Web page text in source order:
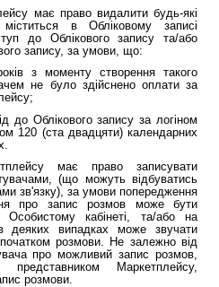
має право видалити будь-які
в Обліковому записі
до Облікового запису та/або
запису, за умови, що:
з моменту створення такого
не було здійснено оплати за
до Облікового запису за логіном
120 (ста двадцяти) календарних
має право записувати
(що можуть відбуватись
зв'язку), за умови попередження
про запис розмов може бути
Особистому кабінеті, та/або на
деяких випадках може звучати
розмови. Не залежно від
про можливий запис розмов,
Маркетплейсу,
розмови.